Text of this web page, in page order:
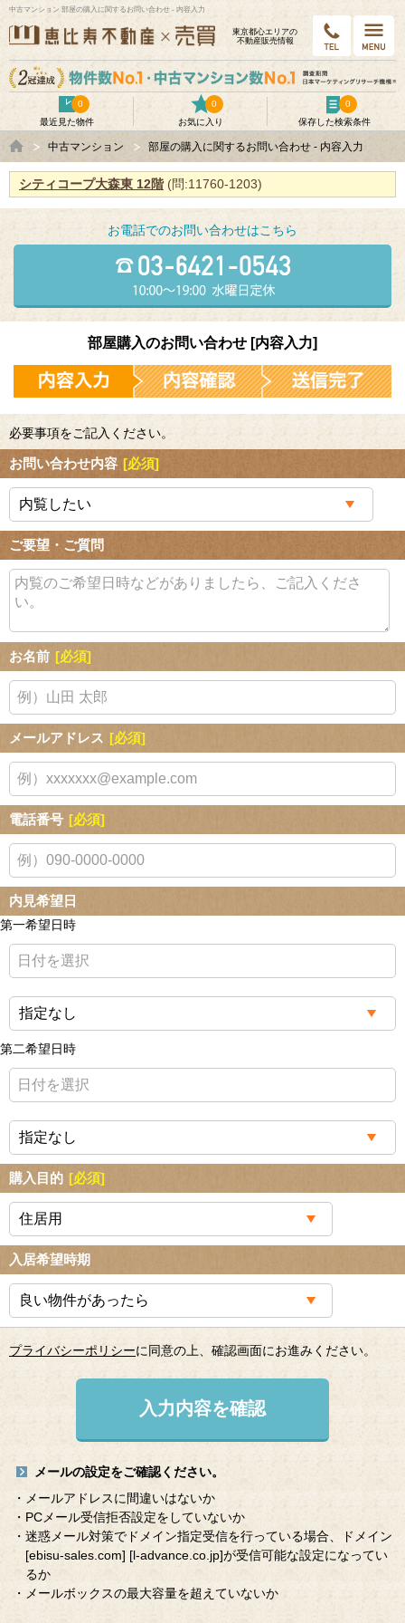
中古マンション 部屋の購入に関するお問い合わせ - 内容入力
東京都⼼エリアの
不動産販売情報
最近見た物件
0
お気に入り
0
保存した検索条件
0
中古マンション 部屋の購入に関するお問い合わせ - 内容入力
シティコープ大森東 12階(問:11760-1203)
お電話でのお問い合わせはこちら
部屋購入のお問い合わせ [内容入力]
必要事項をご記入ください。
お問い合わせ内容 [必須]
ご要望・ご質問
お名前 [必須]
メールアドレス [必須]
電話番号 [必須]
内見希望日
第一希望日時
第二希望日時
購入目的 [必須]
入居希望時期
プライバシーポリシーに同意の上、確認画面にお進みください。
入力内容を確認
メールの設定をご確認ください。
・メールアドレスに間違いはないか
・PCメール受信拒否設定をしていないか
・迷惑メール対策でドメイン指定受信を行っている場合、ドメイン
[ebisu-sales.com] [l-advance.co.jp]が受信可能な設定になってい
るか
・メールボックスの最大容量を超えていないか